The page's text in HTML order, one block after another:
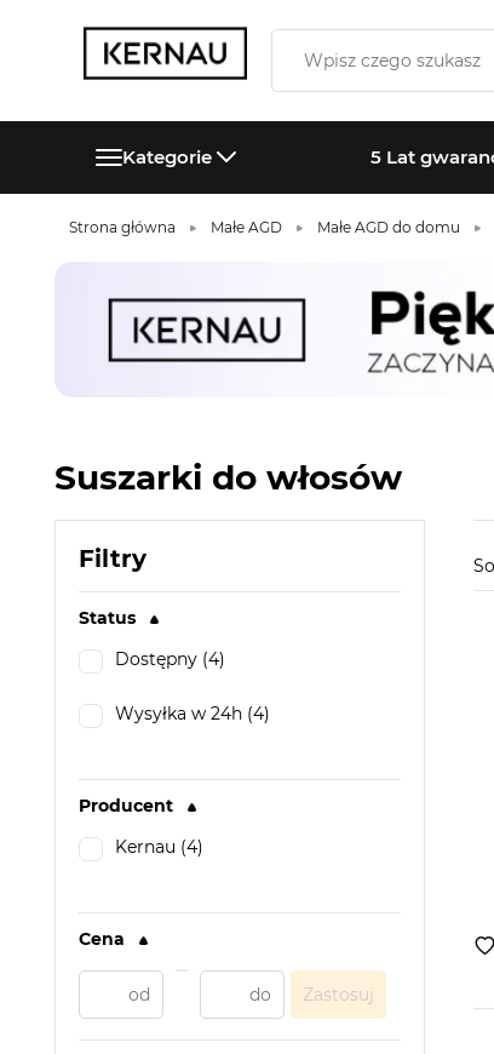
Kategorie 5 Lat
Strona główna Małe AGD Małe AGD do domu
Suszarki do włosów
Filtry
Status
Dostępny (4)
Wysyłka w 24h (4)
Producent
Kernau (4)
Cena
Zastosuj